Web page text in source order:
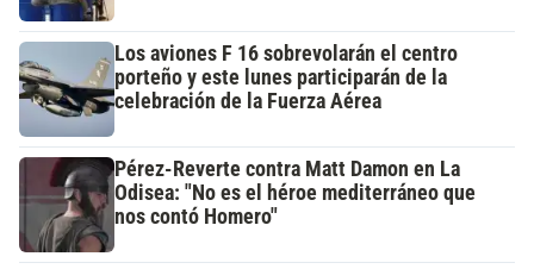
Los aviones F 16 sobrevolarán el centro
porteño y este lunes participarán de la
celebración de la Fuerza Aérea
Pérez-Reverte contra Matt Damon en La
Odisea: "No es el héroe mediterráneo que
nos contó Homero"